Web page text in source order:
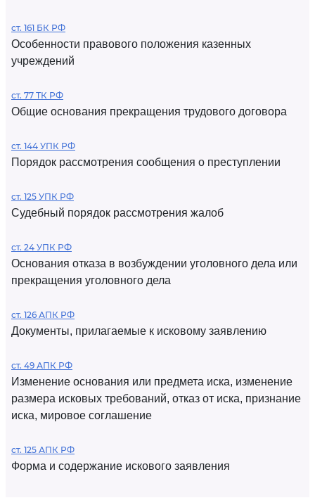
ст. 161 БК РФ
Особенности правового положения казенных
учреждений
ст. 77 ТК РФ
Общие основания прекращения трудового договора
ст. 144 УПК РФ
Порядок рассмотрения сообщения о преступлении
ст. 125 УПК РФ
Судебный порядок рассмотрения жалоб
ст. 24 УПК РФ
Основания отказа в возбуждении уголовного дела или
прекращения уголовного дела
ст. 126 АПК РФ
Документы, прилагаемые к исковому заявлению
ст. 49 АПК РФ
Изменение основания или предмета иска, изменение
размера исковых требований, отказ от иска, признание
иска, мировое соглашение
ст. 125 АПК РФ
Форма и содержание искового заявления